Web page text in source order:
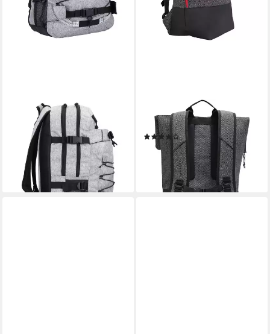
FORVERT
Daypack Melange, Polyester
79,99 €
lieferbar - in 2-3 Werktagen bei dir
FORVERT
Rucksack, Polyester
(1)
64,07 €
lieferbar - in 2-3 Werktagen bei dir